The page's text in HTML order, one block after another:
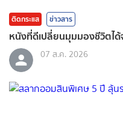
ติดกระแส ข่าวสาร
หนังที่ดีเปลี่ยนมุมมองชีวิตได้
07 ส.ค. 2026